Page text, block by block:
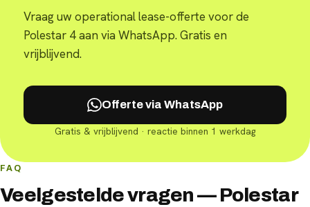
Vraag uw operational lease-offerte voor de
Polestar 4 aan via WhatsApp. Gratis en
vrijblijvend.
Offerte via WhatsApp
Gratis & vrijblijvend · reactie binnen 1 werkdag
FAQ
Veelgestelde vragen — Polestar